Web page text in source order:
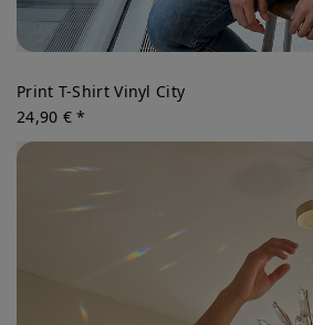
Print T-Shirt Vinyl City
24,90 € *